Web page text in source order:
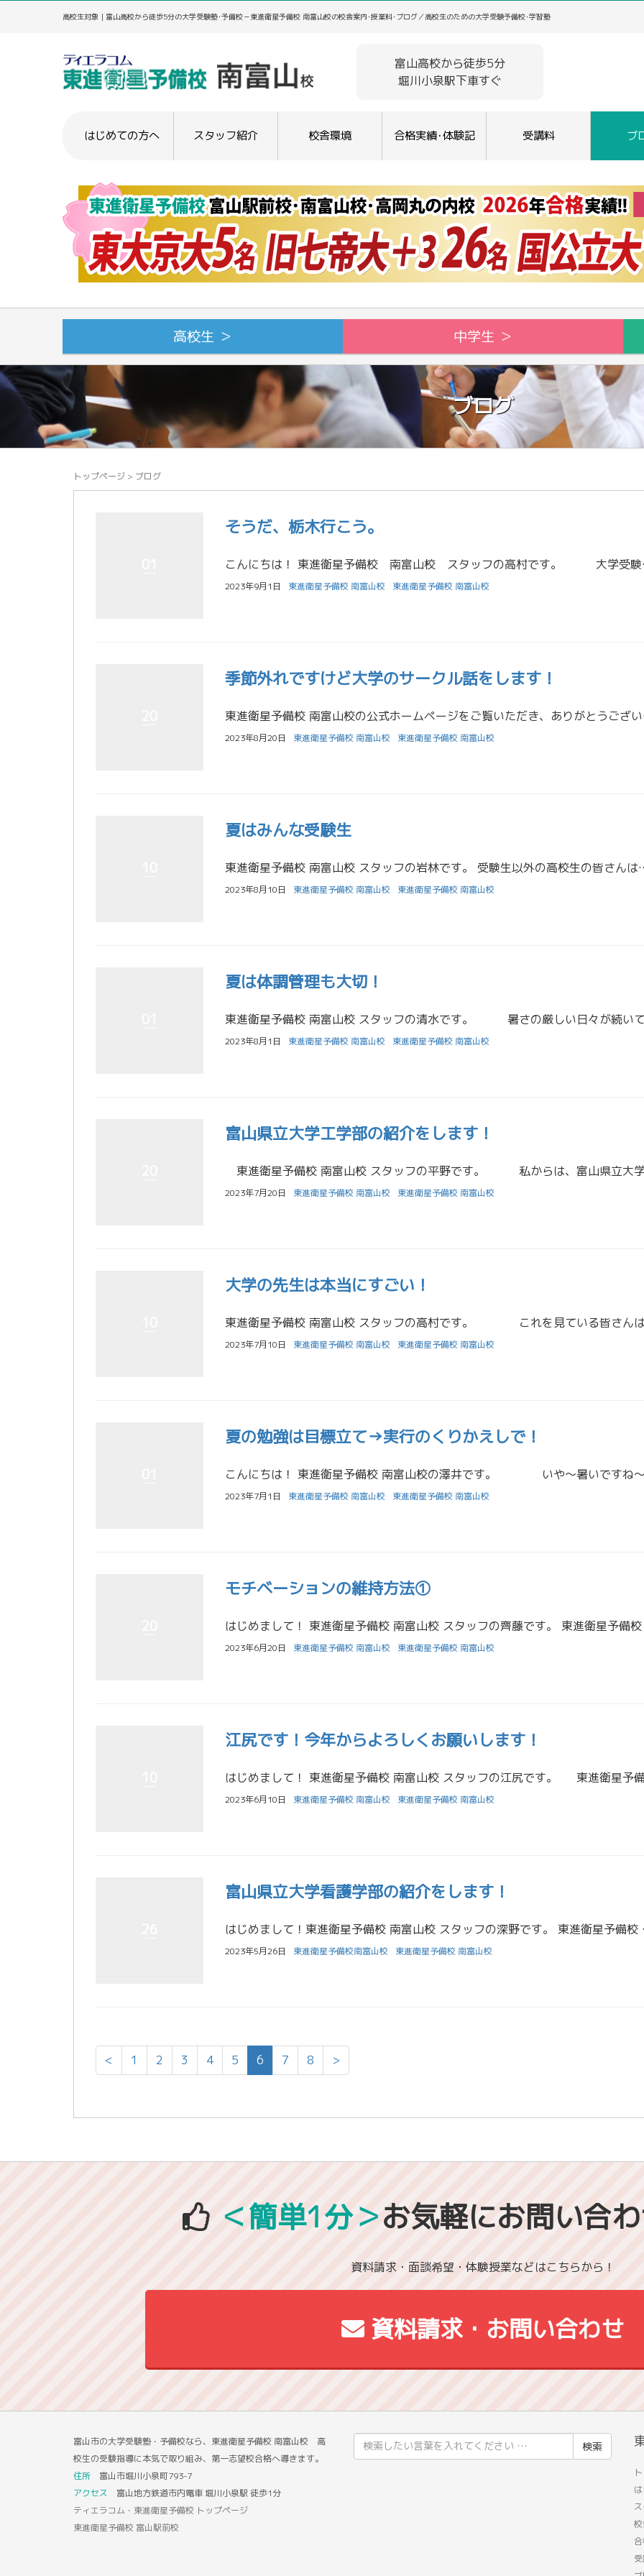
高校生対象｜富山高校から徒歩5分の大学受験塾･予備校－東進衛星予備校 南富山校の校舎案内･授業料･ブログ／高校生のための大学受験予備校･学習塾
富山高校から徒歩5分
堀川小泉駅下車すぐ
はじめての方へ スタッフ紹介 校舎環境 合格実績･体験記 受講料 ブ
高校生 ＞ 中学生 ＞
ブログ
トップページ > ブログ
そうだ、栃木行こう。
こんにちは！ 東進衛星予備
2023年9月1日 東進衛星予備校 南富山校 東進衛星予備校 南富山校
季節外れですけど大学のサークル話をします！
東進衛星予備校 南
2023年8月20日 東進衛星予備校 南富山校 東進衛星予備校 南富山校
夏はみんな受験生
東進衛星予備校 南富山校 スタッフの岩林です。 受験生以外の高校生の皆さんは
2023年8月10日 東進衛星予備校 南富山校 東進衛星予備校 南富山校
夏は体調管理も大切！
2023年8月1日 東進衛星予備校 南富山校 東進衛星予備校 南富山校
富山県立大学工学部の紹介をします！
2023年7月20日 東進衛星予備校 南富山校 東進衛星予備校 南富山校
大学の先生は本当にすごい！
2023年7月10日 東進衛星予備校 南富山校 東進衛星予備校 南富山校
夏の勉強は目標立て→実行のくりかえしで！
2023年7月1日 東進衛星予備校 南富山校 東進衛星予備校 南富山校
モチベーションの維持方法①
2023年6月20日 東進衛星予備校 南富山校 東進衛星予備校 南富山校
江尻です！今年からよろしくお願いします！
2023年6月10日 東進衛星予備校 南富山校 東進衛星予備校 南富山校
富山県立大学看護学部の紹介をします！
はじめまして！東進衛星予備
2023年5月26日 東進衛星予備校南富山校 東進衛星予備校 南富山校
< 1 2 3 4 5 6 7 8 >
＜簡単1分＞お気軽にお問い合
資料請求・面談希望・体験授業などはこちらから！
資料請求・お問い合わせ
富山市の大学受験塾・予備校なら、東進衛星予備校 南富山校 高
校生の受験指導に本気で取り組み、第一志望校合格へ導きます。
住所 富山市堀川小泉町793-7
アクセス 富山地方鉄道市内電車 堀川小泉駅 徒歩1分
ティエラコム・東進衛星予備校 トップページ
東進衛星予備校 富山駅前校
索